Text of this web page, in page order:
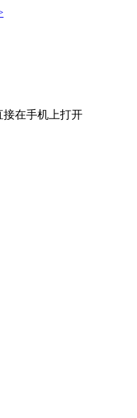
接在手机上打开